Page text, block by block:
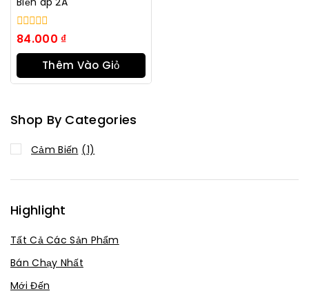
0
trong
số
84.000 ₫
Thêm Vào Giỏ
Hàng
Shop By Categories
Cảm Biến (1)
Highlight
Tất Cả Các Sản Phẩm
Bán Chạy Nhất
Mới Đến